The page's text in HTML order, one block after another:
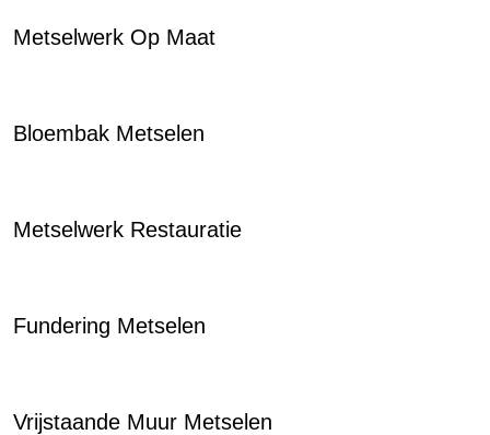
Metselwerk Op Maat
Bloembak Metselen
Metselwerk Restauratie
Fundering Metselen
Vrijstaande Muur Metselen